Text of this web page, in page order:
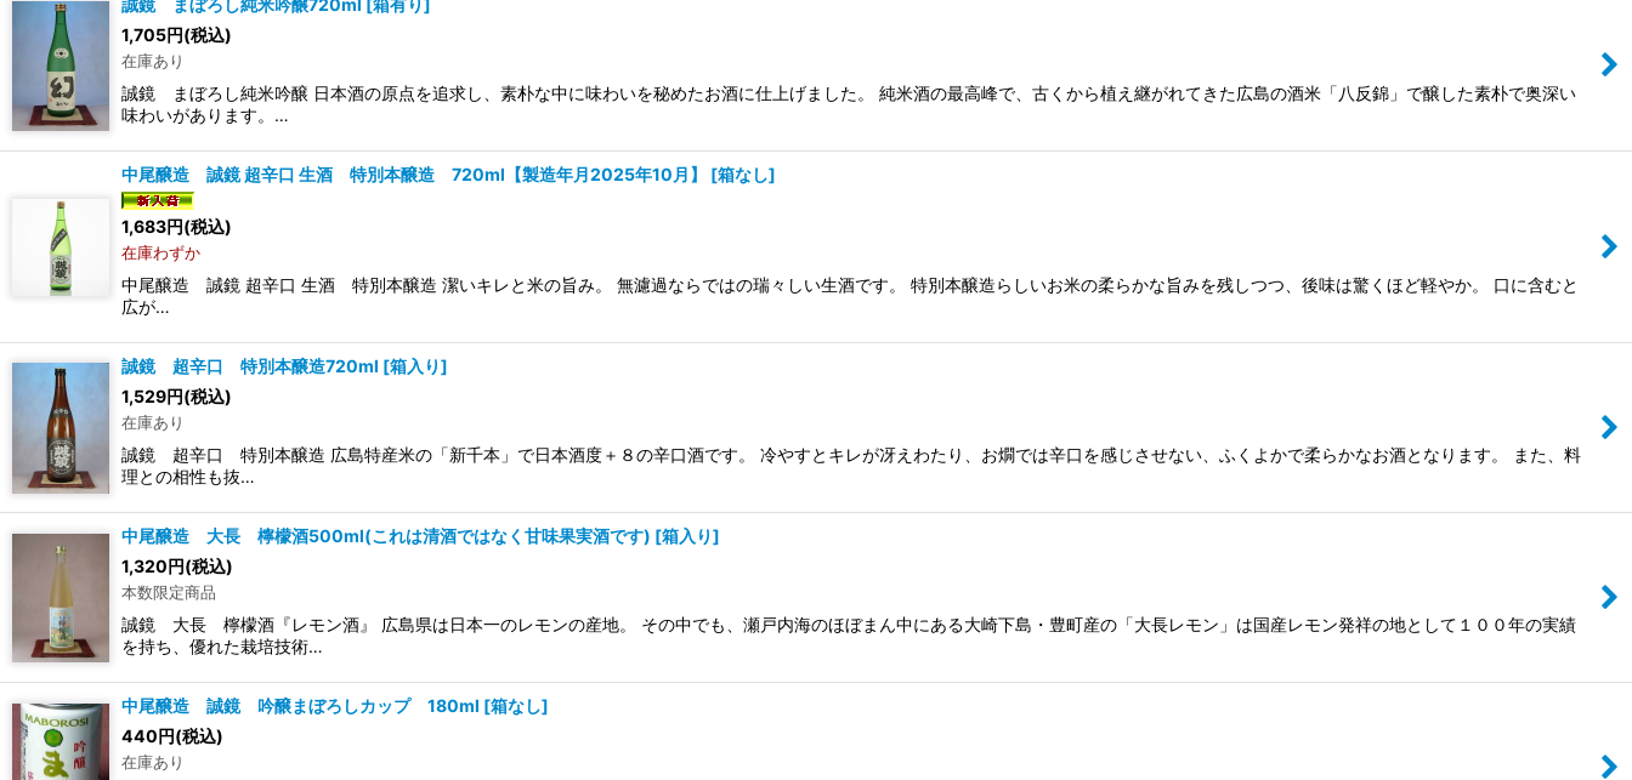
1,705円(税込)
在庫あり
誠鏡 まぼろし純米吟醸 日本酒の原点を追求し、素朴な中に味わいを秘めたお酒に仕上げました。 純米酒の最高峰で、古くから植え継がれてきた広島の酒米「八反錦」で醸した素朴で奥深い
味わいがあります。…
中尾醸造 誠鏡 超辛口 生酒 特別本醸造 720ml【製造年月2025年10月】 [箱なし]
1,683円(税込)
在庫わずか
中尾醸造 誠鏡 超辛口 生酒 特別本醸造 潔いキレと米の旨み。 無濾過ならではの瑞々しい生酒です。 特別本醸造らしいお米の柔らかな旨みを残しつつ、後味は驚くほど軽やか。 口に含むと
広が…
誠鏡 超辛口 特別本醸造720ml [箱入り]
1,529円(税込)
在庫あり
誠鏡 超辛口 特別本醸造 広島特産米の「新千本」で日本酒度＋８の辛口酒です。 冷やすとキレが冴えわたり、お燗では辛口を感じさせない、ふくよかで柔らかなお酒となります。 また、料
理との相性も抜…
中尾醸造 大長 檸檬酒500ml(これは清酒ではなく甘味果実酒です) [箱入り]
1,320 円(税込)
本数限定商品
誠鏡 大長 檸檬酒『レモン酒』 広島県は日本一のレモンの産地。 その中でも、瀬戸内海のほぼまん中にある大崎下島・豊町産の「大長レモン」は国産レモン発祥の地として１００年の実績
を持ち、優れた栽培技術…
中尾醸造 誠鏡 吟醸まぼろしカップ 180ml [箱なし]
440 円(税込)
在庫あり